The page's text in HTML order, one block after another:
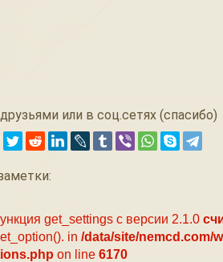
или в соц.сетях (спасибо)
get_settings с версии 2.1.0
in /data/site/nemcd.com/
on line 6170